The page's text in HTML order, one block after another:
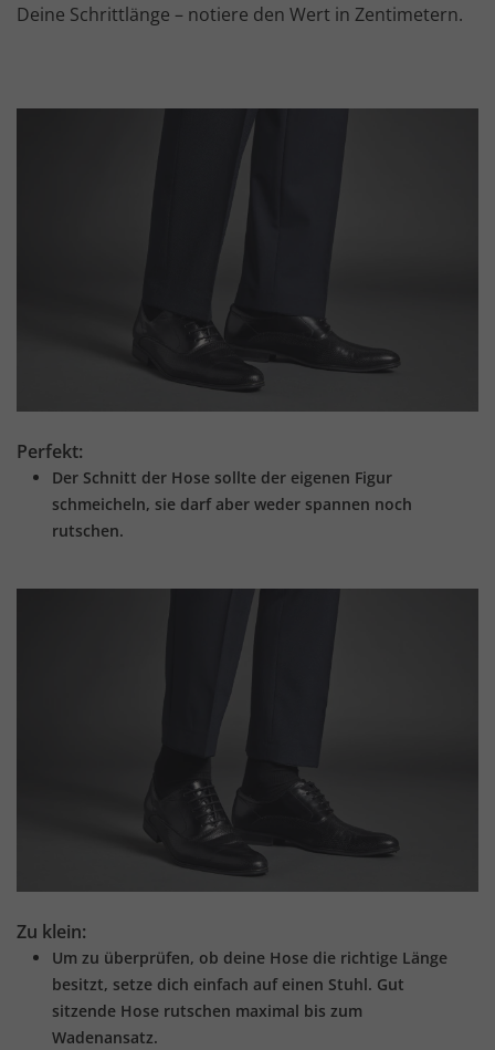
Deine Schrittlänge – notiere den Wert in Zentimetern.
Perfekt:
Der Schnitt der Hose sollte der eigenen Figur
schmeicheln, sie darf aber weder spannen noch
rutschen.
Zu klein:
Um zu überprüfen, ob deine Hose die richtige Länge
besitzt, setze dich einfach auf einen Stuhl. Gut
sitzende Hose rutschen maximal bis zum
Wadenansatz.